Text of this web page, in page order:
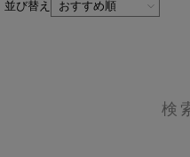
並び替え
検